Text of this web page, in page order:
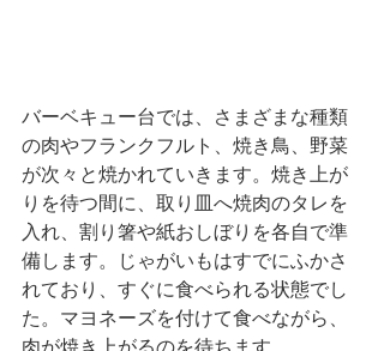
バーベキュー台では、さまざまな種類
の肉やフランクフルト、焼き鳥、野菜
が次々と焼かれていきます。焼き上が
りを待つ間に、取り皿へ焼肉のタレを
入れ、割り箸や紙おしぼりを各自で準
備します。じゃがいもはすでにふかさ
れており、すぐに食べられる状態でし
た。マヨネーズを付けて食べながら、